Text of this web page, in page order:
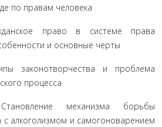
по правам человека
право в системе права
и основные черты
законотворчества и проблема
процесса
Становление механизма борьбы
с алкоголизмом и самогоноварением